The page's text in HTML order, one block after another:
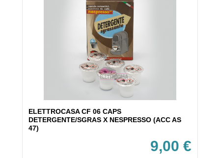
ELETTROCASA CF 06 CAPS
DETERGENTE/SGRAS X NESPRESSO (ACC AS
47)
9,00 €